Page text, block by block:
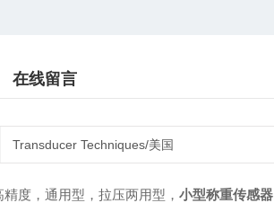
在线留言
Transducer Techniques/美国
精度 ，通用型 ，拉压两用型 ，小型称重传感器